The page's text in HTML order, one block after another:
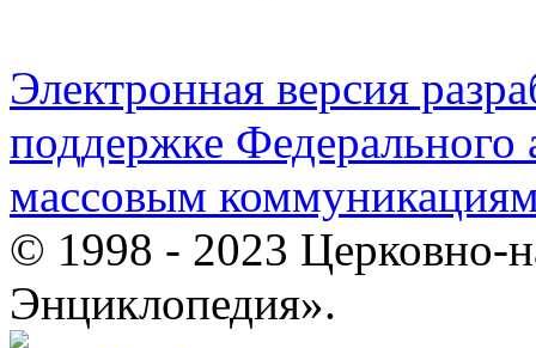
Электронная версия
поддержке Федерального
массовым
© 1998 - 2023 Церковно-
Энциклопедия».